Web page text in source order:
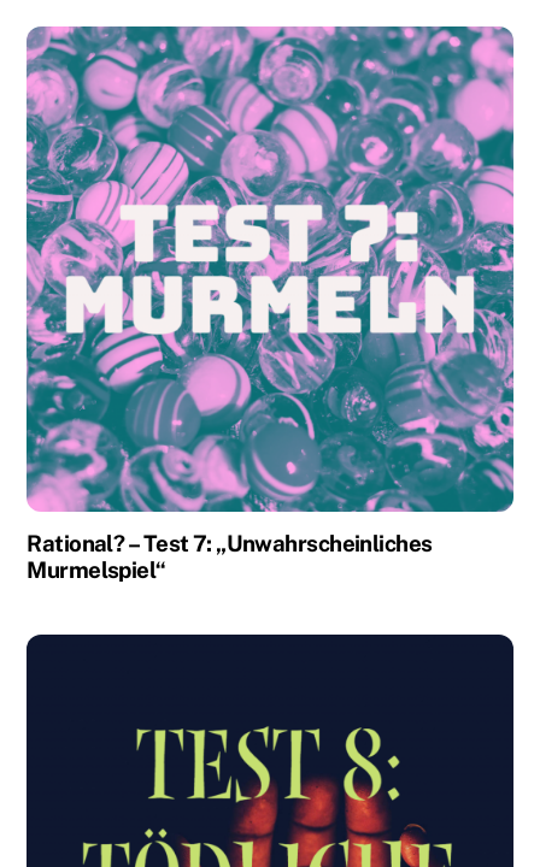
Rational? – Test 7: „Unwahrscheinliches
Murmelspiel“